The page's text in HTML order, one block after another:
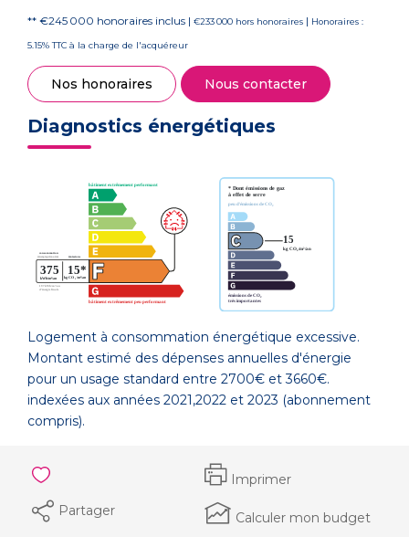
** €245 000 honoraires inclus | €233 000 hors honoraires | Honoraires :
5.15% TTC à la charge de l'acquéreur
Nos honoraires Nous contacter
Diagnostics énergétiques
Logement à consommation énergétique excessive.
Montant estimé des dépenses annuelles d'énergie
pour un usage standard entre 2700€ et 3660€.
indexées aux années 2021,2022 et 2023 (abonnement
compris).
Imprimer
Partager
Calculer mon budget